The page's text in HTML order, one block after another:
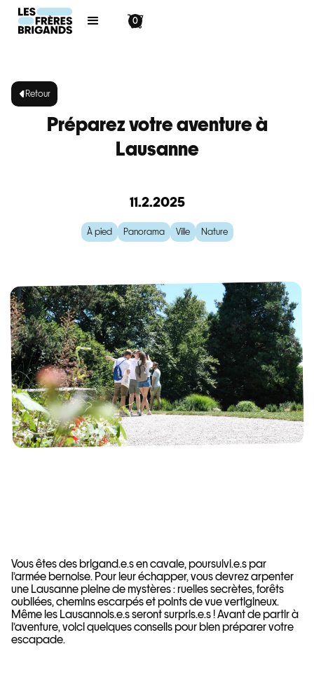
0
Retour
Préparez votre aventure à
Lausanne
11.2.2025
À pied Panorama Ville Nature
Vous êtes des brigand.e.s en cavale, poursuivi.e.s par
l’armée bernoise. Pour leur échapper, vous devrez arpenter
une Lausanne pleine de mystères : ruelles secrètes, forêts
oubliées, chemins escarpés et points de vue vertigineux.
Même les Lausannois.e.s seront surpris.e.s ! Avant de partir à
l’aventure, voici quelques conseils pour bien préparer votre
escapade.